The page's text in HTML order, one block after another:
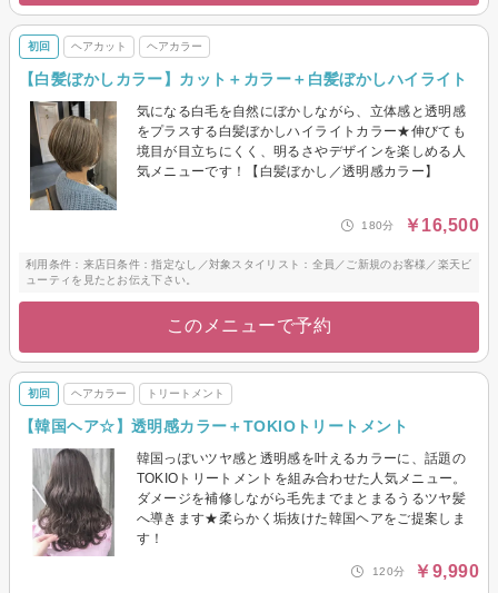
初回 ヘアカット ヘアカラー
【白髪ぼかしカラー】カット＋カラー＋白髪ぼかしハイライト
気になる白毛を自然にぼかしながら、立体感と透明感
をプラスする白髪ぼかしハイライトカラー★伸びても
境目が目立ちにくく、明るさやデザインを楽しめる人
気メニューです！【白髪ぼかし／透明感カラー】
180分 ￥16,500
利用条件：来店日条件：指定なし／対象スタイリスト：全員／ご新規のお客様／楽天ビ
ューティを見たとお伝え下さい。
このメニューで予約
初回 ヘアカラー トリートメント
【韓国ヘア☆】透明感カラー＋TOKIOトリートメント
韓国っぽいツヤ感と透明感を叶えるカラーに、話題の
TOKIOトリートメントを組み合わせた人気メニュー。
ダメージを補修しながら毛先までまとまるうるツヤ髪
へ導きます★柔らかく垢抜けた韓国ヘアをご提案しま
す！
120分 ￥9,990